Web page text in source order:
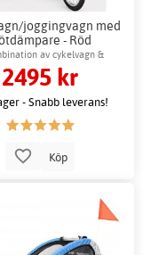
joggingvagn med
- Röd
av cykelvagn &
joggningsvagn
2495 kr
- Snabb leverans!
Köp